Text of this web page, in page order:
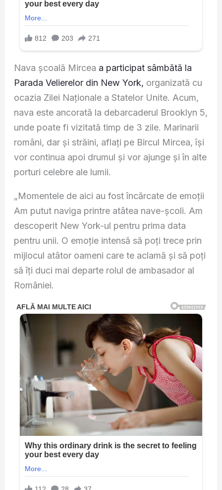
Nava şcoală Mircea a participat sâmbătă la
Parada Velierelor din New York, organizată cu
ocazia Zilei Naționale a Statelor Unite. Acum,
nava este ancorată la debarcaderul Brooklyn 5,
unde poate fi vizitată timp de 3 zile. Marinarii
români, dar și străini, aflați pe Bircul Mircea, își
vor continua apoi drumul și vor ajunge și în alte
porturi celebre ale lumii.
„Momentele de aici au fost încărcate de emoții
Am putut naviga printre atâtea nave-școli. Am
descoperit New York-ul pentru prima data
pentru unii. O emoție intensă să poți trece prin
mijlocul atâtor oameni care te aclamă și să poți
să îți duci mai departe rolul de ambasador al
României.